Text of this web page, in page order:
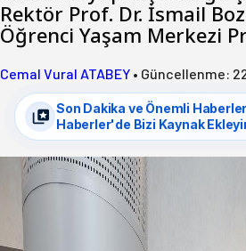
Rektör Prof. Dr. İsmail
Öğrenci Yaşam Merkezi
Cemal Vural ATABEY • Güncellenme:
Son Dakika ve Önemli
Haberler'de Bizi Kaynak